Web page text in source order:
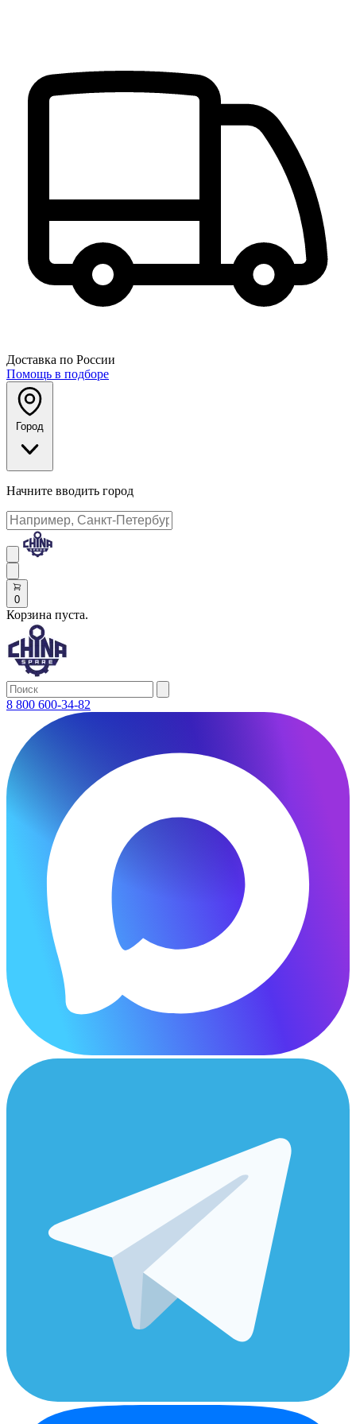
Доставка по России
Помощь в подборе
Город
Начните вводить город
0
Корзина пуста.
8 800 600-34-82